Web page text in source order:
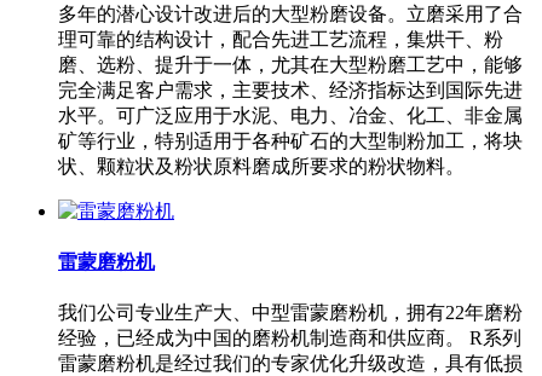
多年的潜心设计改进后的大型粉磨设备。立磨采用了合
理可靠的结构设计，配合先进工艺流程，集烘干、粉
磨、选粉、提升于一体，尤其在大型粉磨工艺中，能够
完全满足客户需求，主要技术、经济指标达到国际先进
水平。可广泛应用于水泥、电力、冶金、化工、非金属
矿等行业，特别适用于各种矿石的大型制粉加工，将块
状、颗粒状及粉状原料磨成所要求的粉状物料。
雷蒙磨粉机
我们公司专业生产大、中型雷蒙磨粉机，拥有22年磨粉
经验，已经成为中国的磨粉机制造商和供应商。 R系列
雷蒙磨粉机是经过我们的专家优化升级改造，具有低损